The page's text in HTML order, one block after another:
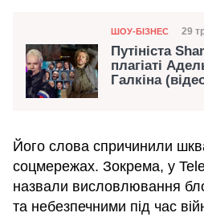
Категорія
ШОУ-БІЗНЕС 29
Путініста
плагіаті
Галкіна
Його слова спричинили
соцмережах. Зокрема, у
назвали висловлювання
та небезпечними під час